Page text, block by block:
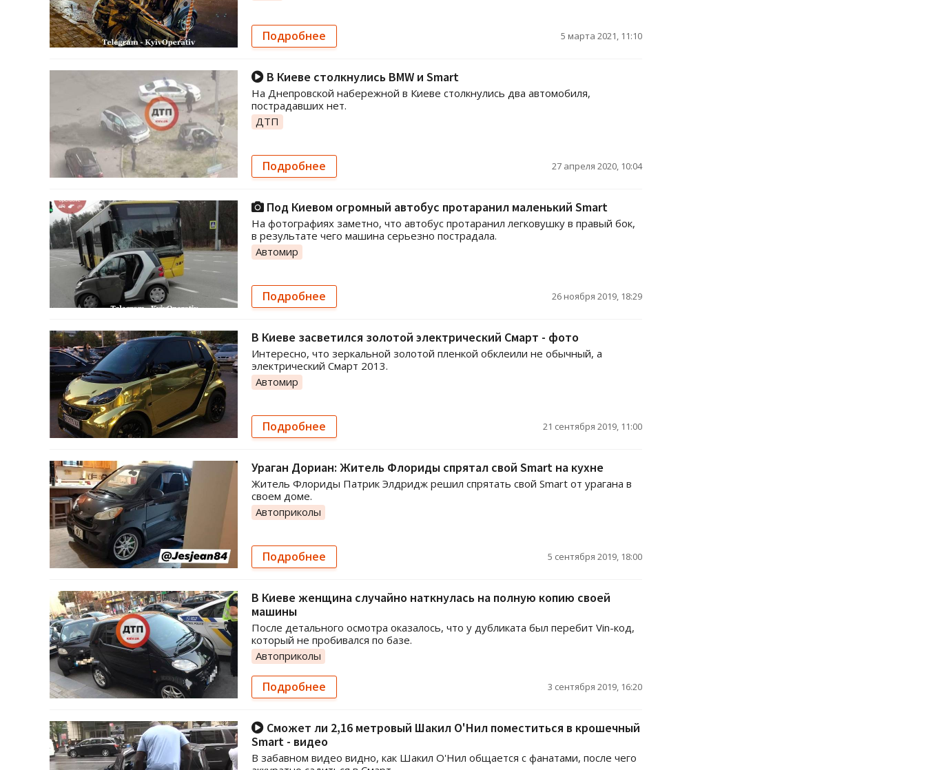
Подробнее 5 марта 2021, 11:10
В Киеве столкнулись BMW и Smart
На Днепровской набережной в Киеве столкнулись два автомобиля,
пострадавших нет.
ДТП
Подробнее 27 апреля 2020, 10:04
Под Киевом огромный автобус протаранил маленький Smart
На фотографиях заметно, что автобус протаранил легковушку в правый бок,
в результате чего машина серьезно пострадала.
Автомир
Подробнее 26 ноября 2019, 18:29
В Киеве засветился золотой электрический Смарт - фото
Интересно, что зеркальной золотой пленкой обклеили не обычный, а
электрический Смарт 2013.
Автомир
Подробнее 21 сентября 2019, 11:00
Ураган Дориан: Житель Флориды спрятал свой Smart на кухне
Житель Флориды Патрик Элдридж решил спрятать свой Smart от урагана в
своем доме.
Автоприколы
Подробнее 5 сентября 2019, 18:00
В Киеве женщина случайно наткнулась на полную копию своей
машины
После детального осмотра оказалось, что у дубликата был перебит Vin-код,
который не пробивался по базе.
Автоприколы
Подробнее 3 сентября 2019, 16:20
Сможет ли 2,16 метровый Шакил О'Нил поместиться в крошечный
Smart - видео
В забавном видео видно, как Шакил О'Нил общается с фанатами, после чего